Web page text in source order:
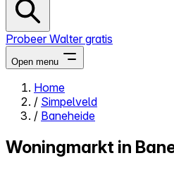
Probeer Walter gratis
Open menu
Close menu
Home
/ Simpelveld
/ Baneheide
Woningmarkt in